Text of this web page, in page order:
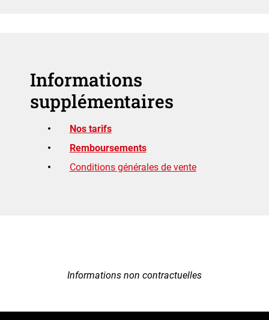
Informations
supplémentaires
Nos tarifs
Remboursements
Conditions générales de vente
Informations non contractuelles